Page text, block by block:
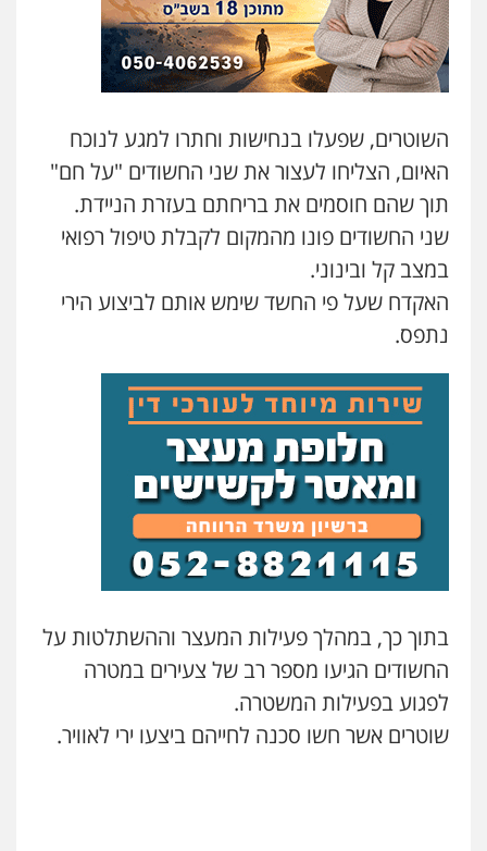
אסף כרמונה – עורך דין פלילי
פלילי פשיעה חמורה כלכלי מעצרים
וחקירות
0522540777
עו"ד דניאל דרוביצקי
פלילי משפחה צבאי
0526409925
שחר מנדלמן, שלומציון גבאי מנדלמן
– משרד עורכי דין
פלילי התמחות בייצוג בעבירות מין
עו"ד אלינור מתיתיה
פלילי תעבורה צבאי משפחה
0526577766
עו"ד עמית רוזנצויג
משפט פלילי דיני תעבורה
0532700200
עו"ד אור בן שאנן
פלילי מעצרים וחקירות
השוטרים, שפעלו בנחישות וחתרו למגע לנוכח
האיום, הצליחו לעצור את שני החשודים "על חם"
תוך שהם חוסמים את בריחתם בעזרת הניידת.
שני החשודים פונו מהמקום לקבלת טיפול רפואי
במצב קל ובינוני.
האקדח שעל פי החשד שימש אותם לביצוע הירי
נתפס.
בתוך כך, במהלך פעילות המעצר וההשתלטות על
החשודים הגיעו מספר רב של צעירים במטרה
לפגוע בפעילות המשטרה.
שוטרים אשר חשו סכנה לחייהם ביצעו ירי לאוויר.